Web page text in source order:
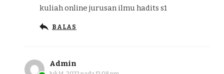
kuliah online jurusan ilmu hadits s1
BALAS
Admin